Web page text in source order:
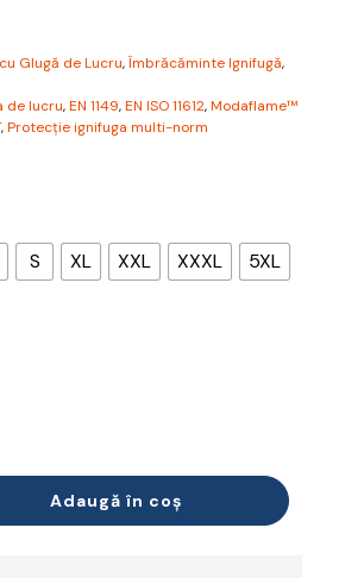
Glugă de Lucru,Îmbrăcăminte Ignifugă,
de lucru,EN 1149,EN ISO 11612,Modaflame™
,Protecție ignifuga multi-norm
S XL XXL XXXL 5XL
Adaugă în coș